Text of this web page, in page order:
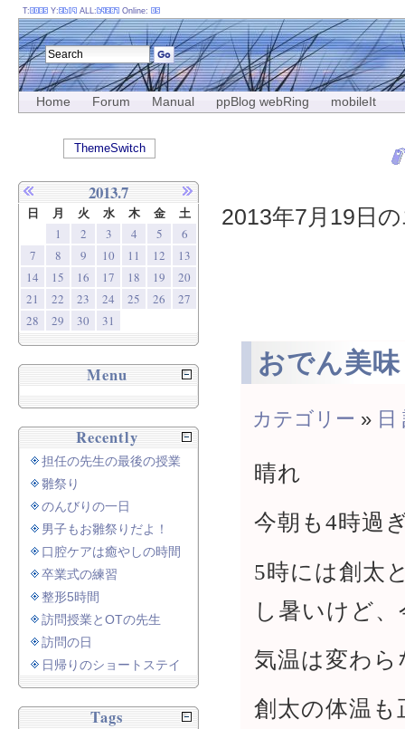
Home Forum Manual ppBlog webRing mobileIt
2013年7月19日
おでん美
カテゴリー » 日
晴れ
今朝も4時過
5時には創太
し暑いけど
気温は変わ
創太の体温も
T: Y: ALL: Online:
ThemeSwitch
2013.7
日 月 火 水 木 金 土
1 2 3 4 5
6
7
8 9 10 11 12
13
14
15 16 17 18 19
20
21
22 23 24 25 26
27
28
29 30 31
Menu
Recently
担任の先生の最後の授業
雛祭り
のんびりの一日
男子もお雛祭りだよ！
口腔ケアは癒やしの時間
卒業式の練習
整形5時間
訪問授業とOTの先生
訪問の日
日帰りのショートステイ
Tags